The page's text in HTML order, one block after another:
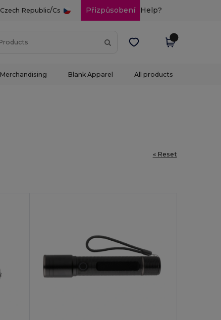
Czech Republic/Cs Přizpůsobení Help?
Merchandising Blank Apparel All products
« Reset